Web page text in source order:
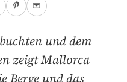
und dem
zeigt Mallorca
Berge und das